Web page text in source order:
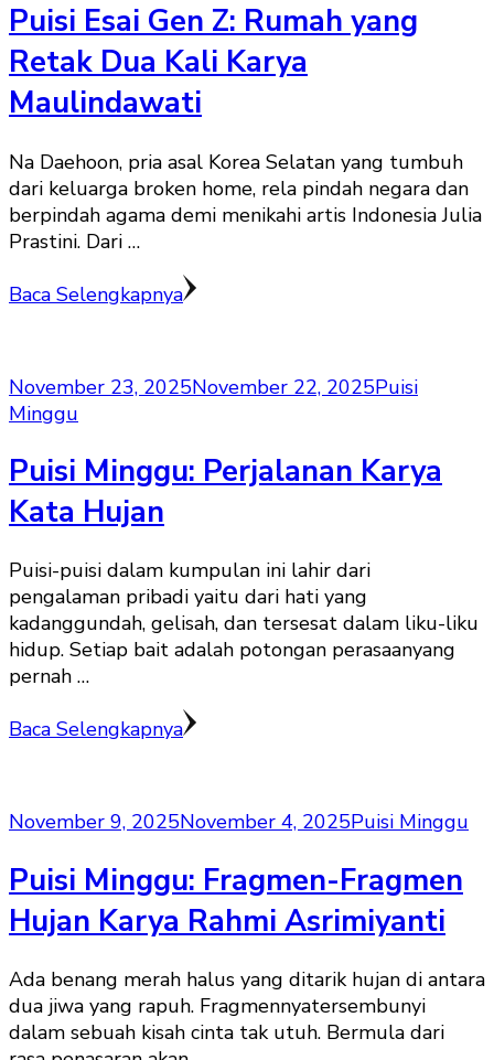
Puisi Esai Gen Z: Rumah yang
Retak Dua Kali Karya
Maulindawati
Na Daehoon, pria asal Korea Selatan yang tumbuh
dari keluarga broken home, rela pindah negara dan
berpindah agama demi menikahi artis Indonesia Julia
Prastini. Dari …
Baca Selengkapnya
November 23, 2025November 22, 2025Puisi
Minggu
Puisi Minggu: Perjalanan Karya
Kata Hujan
Puisi-puisi dalam kumpulan ini lahir dari
pengalaman pribadi yaitu dari hati yang
kadanggundah, gelisah, dan tersesat dalam liku-liku
hidup. Setiap bait adalah potongan perasaanyang
pernah …
Baca Selengkapnya
November 9, 2025November 4, 2025Puisi Minggu
Puisi Minggu: Fragmen-Fragmen
Hujan Karya Rahmi Asrimiyanti
Ada benang merah halus yang ditarik hujan di antara
dua jiwa yang rapuh. Fragmennyatersembunyi
dalam sebuah kisah cinta tak utuh. Bermula dari